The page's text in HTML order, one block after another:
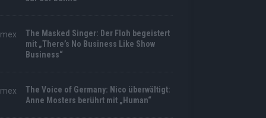
The Masked Singer: Der Floh begeistert
mit „There’s No Business Like Show
Business“
The Voice of Germany: Nico überwältigt:
Anne Mosters berührt mit „Human“